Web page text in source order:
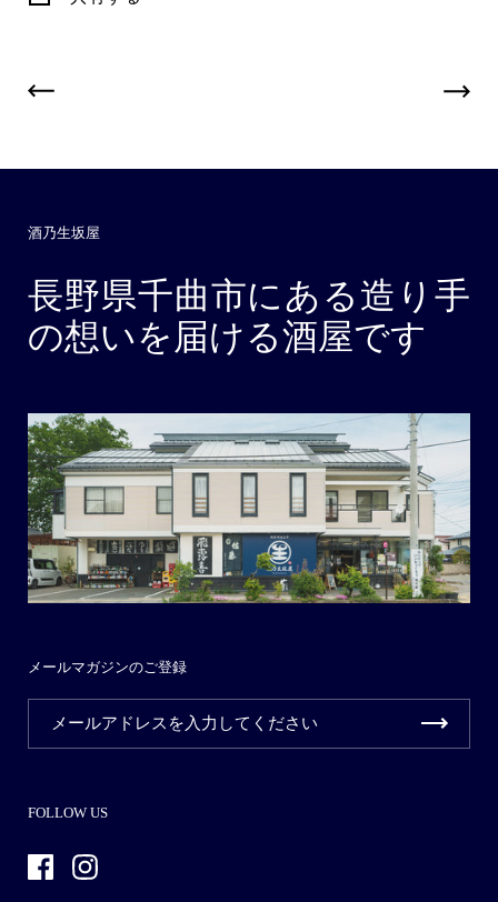
酒乃生坂屋
長野県千曲市にある造り手
の想いを届ける酒屋です
メールマガジンのご登録
FOLLOW US
FacebookInstagram